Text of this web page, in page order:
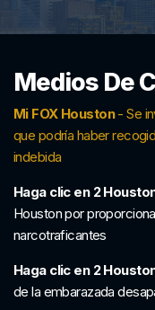
Medios De
Mi FOX Houston- Se
que podría haber
indebida
Haga clic en 2
Houston por
narcotraficantes
Haga clic en 2
de la embarazada